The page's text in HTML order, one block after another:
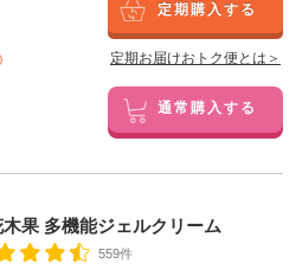
定期購入する
定期お届けおトク便とは＞
通常購入する
果 多機能ジェルクリーム
559件